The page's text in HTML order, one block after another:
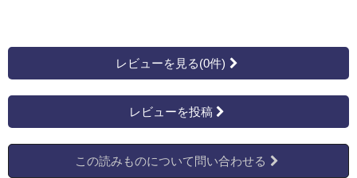
レビューを見る(0件)
レビューを投稿
この読みものについて問い合わせる